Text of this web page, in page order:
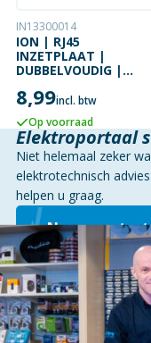
IN13300014
ION | RJ45
INZETPLAAT |
DUBBELVOUDIG |
GLANZEND WIT
8,99incl. btw
Op voorraad
Elektroportaal
Niet helemaal zeker
elektrotechnisch
helpen u graag.
Neem